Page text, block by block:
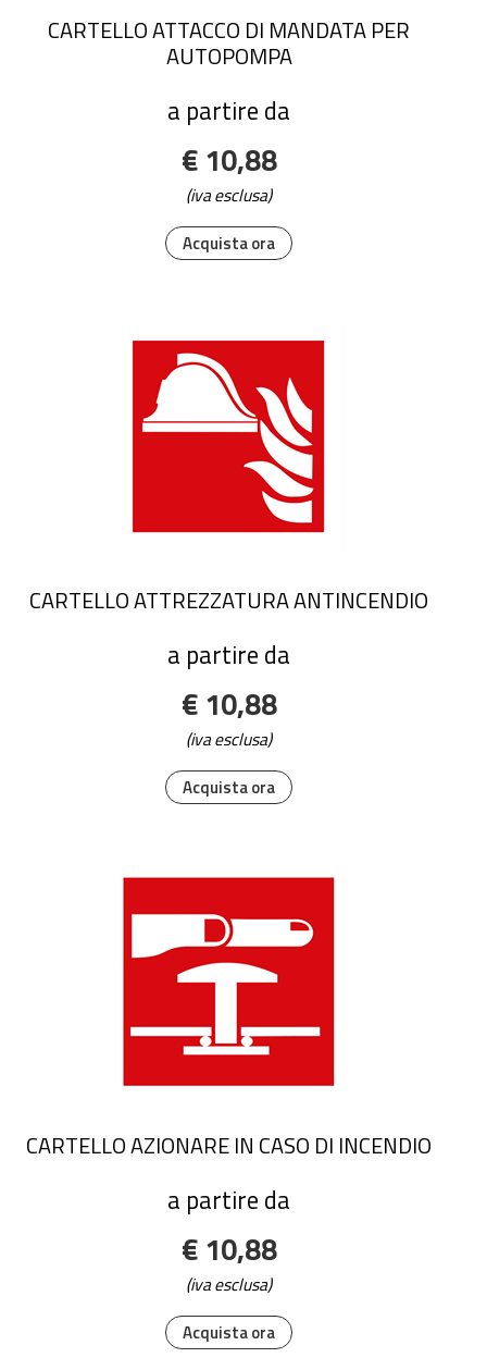
Acquista ora
CARTELLO ATTACCO DI MANDATA PER
AUTOPOMPA
a partire da
€ 10,88
(iva esclusa)
Acquista ora
CARTELLO ATTREZZATURA ANTINCENDIO
a partire da
€ 10,88
(iva esclusa)
Acquista ora
CARTELLO AZIONARE IN CASO DI INCENDIO
a partire da
€ 10,88
(iva esclusa)